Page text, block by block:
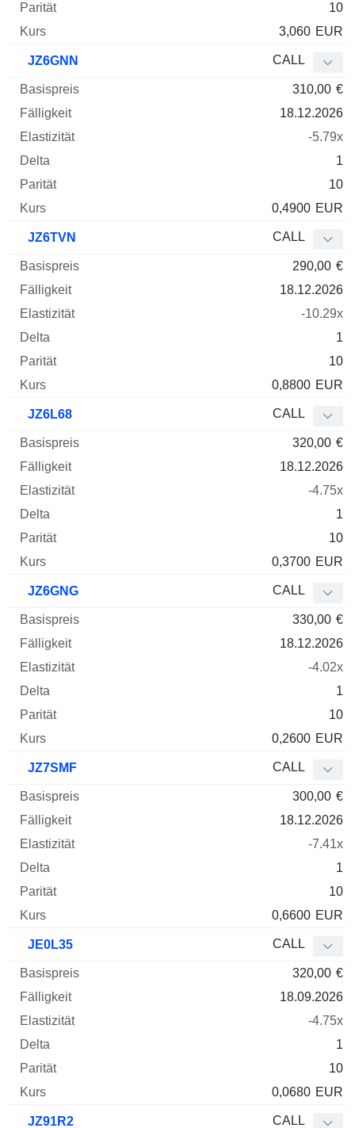
10
3,060 EUR
JZ6GNN CALL
310,00 €
18.12.2026
-5.79x
1
10
0,4900 EUR
JZ6TVN CALL
290,00 €
18.12.2026
-10.29x
1
10
0,8800 EUR
JZ6L68 CALL
320,00 €
18.12.2026
-4.75x
1
10
0,3700 EUR
JZ6GNG CALL
330,00 €
18.12.2026
-4.02x
1
10
0,2600 EUR
JZ7SMF CALL
300,00 €
18.12.2026
-7.41x
1
10
0,6600 EUR
JE0L35 CALL
320,00 €
18.09.2026
-4.75x
1
10
0,0680 EUR
JZ91R2 CALL